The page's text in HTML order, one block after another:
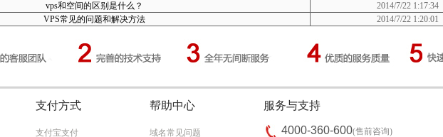
vps和空间的区别是什么？
2014/7/22 1:17:34
VPS常见的问题和解决方法 2014/7/22 1:20:01
支付方式
支付宝支付
帮助中心
域名常见问题
服务与支持
4000-360-600(售前咨询)